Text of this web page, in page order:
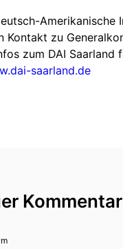
Amerikanische
Kontakt zu
zum DAI Saarland
saarland.de
Kommentar